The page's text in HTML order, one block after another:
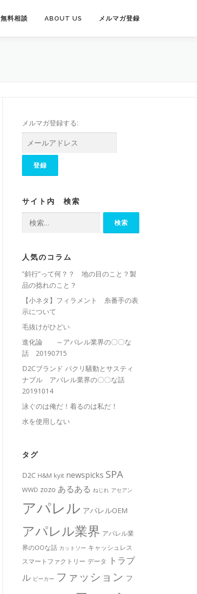
無料相談 ABOUT US メルマガ登録
メルマガ登録する:
サイト内 検索
人気のコラム
”斜行”って何？？ 地の目のこと？製
品の捻れのこと？
【小ネタ】フィラメント 糸番手の表
示について
毛抜けがひどい
進化論 ～アパレル業界の〇〇な
話 20190715
D2Cブランド パクリ騒動とサスティ
ナブル アパレル業界の〇〇な話
20191014
泳ぐのは俺だ！着るのは私だ！
水を使用しない
タグ
D2C H&M kyit newspicks SPA
WWD zozo あるある ねじれ アセアン
アパレル アパレルOEM
アパレル業界 アパレル業
界のOOな話 カットソー キャッシュレス
スマートファクトリー データ
トラブ
ル ビーカー ファッション フ